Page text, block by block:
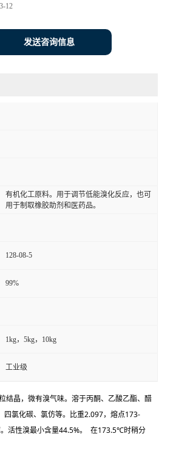
12
发送咨询信息
有机化工原料。用于调节低能溴化反应，也可
用于制取橡胶助剂和医药品。
128-08-5
99%
1kg，5kg，10kg
工业级
结晶，微有溴气味。溶于丙酮、乙酸乙酯、醋
四氯化碳、氯仿等。比重2.097，熔点173-
活性溴最小含量44.5%。 在173.5℃时稍分